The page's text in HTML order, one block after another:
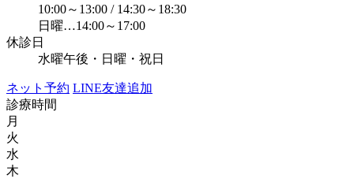
10:00～13:00 / 14:30～18:30
日曜…14:00～17:00
休診日
水曜午後・日曜・祝日
ネット予約 LINE友達追加
診療時間
月
火
水
木